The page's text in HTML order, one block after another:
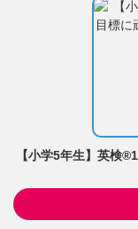
【小学5年生】英検